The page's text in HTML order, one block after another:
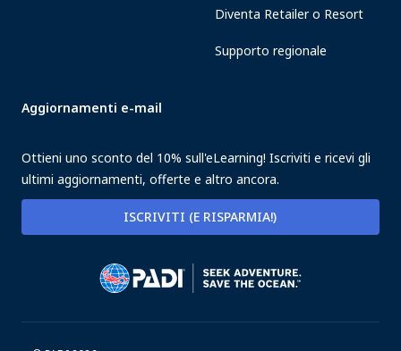
Diventa Retailer o Resort
Supporto regionale
Aggiornamenti e-mail
Ottieni uno sconto del 10% sull'eLearning! Iscriviti e ricevi gli
ultimi aggiornamenti, offerte e altro ancora.
ISCRIVITI (E RISPARMIA!)